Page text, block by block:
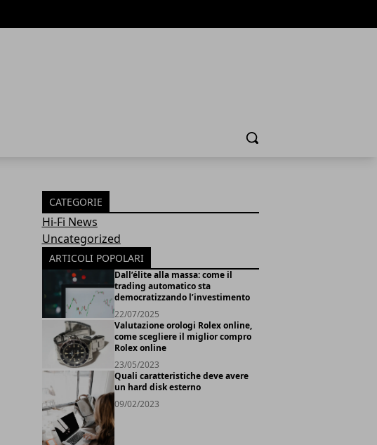
Cerca
CATEGORIE
Hi-Fi News
Uncategorized
ARTICOLI POPOLARI
Dall’élite alla massa: come il
trading automatico sta
democratizzando l’investimento
22/07/2025
Valutazione orologi Rolex online,
come scegliere il miglior compro
Rolex online
23/05/2023
Quali caratteristiche deve avere
un hard disk esterno
09/02/2023